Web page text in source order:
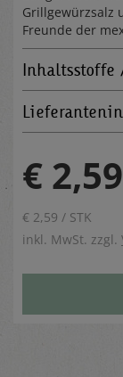
Grillgewürzsalz
Freunde der
Inhaltsstoffe
€ 2,59
€ 2,59 / STK
inkl. MwSt. zzgl.